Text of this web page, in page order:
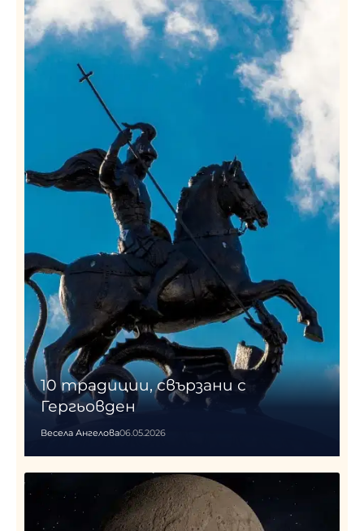
10 традиции, свързани с
Гергьовден
Весела Ангелова06.05.2026